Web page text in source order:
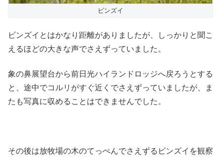
ビンズイ
ビンズイとはかなり距離がありましたが、しっかりと聞こ
えるほどの大きな声でさえずっていました。
象の鼻展望台から前日光ハイランドロッジへ戻ろうとする
と、途中でコルリがすぐ近くでさえずっていましたが、ま
たも写真に収めることはできませんでした。
その後は放牧場の木のてっぺんでさえずるビンズイを観察